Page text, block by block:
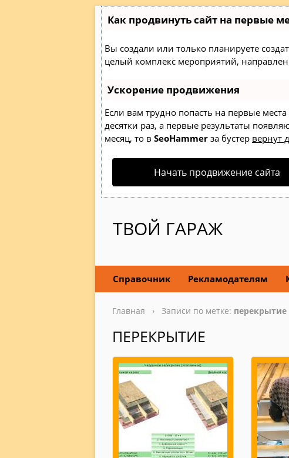
Как продвинуть сайт на первые
Вы создали или только планируете
целый комплекс мероприятий,
Ускорение продвижения
Если вам трудно попасть на первые
десятки раз, а первые результаты
месяц, то в SeoHammer за бустер вернут
Начать продвижение сайта
ТВОЙ ГАРАЖ
Справочник Рекламодателям
Главная › Записи по метке: перекрытие
ПЕРЕКРЫТИЕ